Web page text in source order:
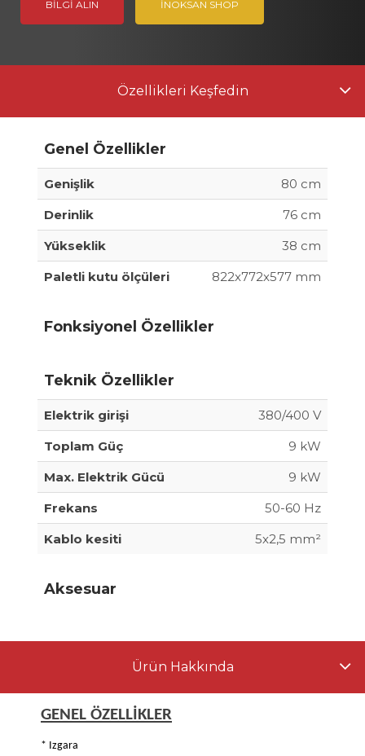
BILGI ALIN İNOKSAN SHOP
Özellikleri Keşfedin
Genel Özellikler
Genişlik
80 cm
Derinlik
76 cm
Yükseklik
38 cm
Paletli kutu ölçüleri
822x772x577 mm
Fonksiyonel Özellikler
Teknik Özellikler
Elektrik girişi
380/400 V
Toplam Güç
9 kW
Max. Elektrik Gücü
9 kW
Frekans
50-60 Hz
Kablo kesiti
5x2,5 mm²
Aksesuar
Ürün Hakkında
GENEL ÖZELLİKLER
* Izgara